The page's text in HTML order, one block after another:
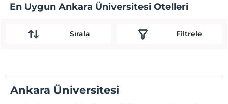
En Uygun Ankara Üniversitesi Otelleri
Sırala Filtrele
Ankara Üniversitesi